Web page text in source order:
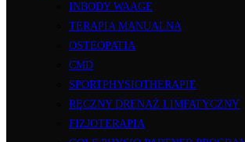
INBODY WAAGE
TERAPIA MANUALNA
OSTEOPATIA
CMD
SPORTPHYSIOTHERAPIE
RĘCZNY DRENAŻ LIMFATYCZNY
FIZJOTERAPIA